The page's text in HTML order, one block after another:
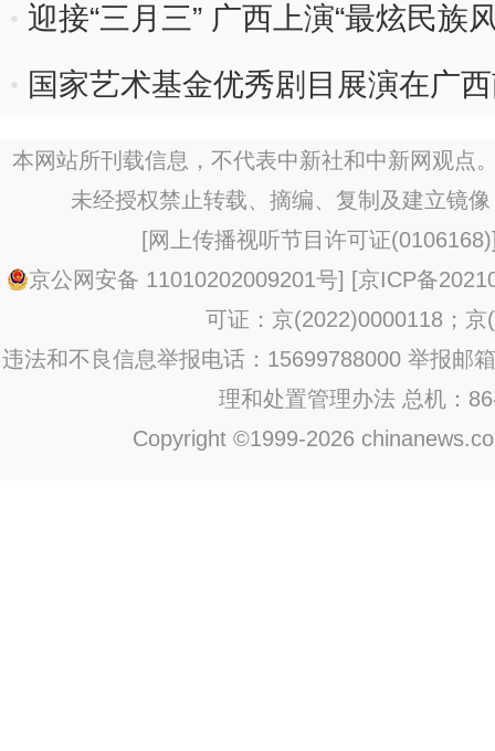
迎接“三月三” 广西上演“最炫民族
国家艺术基金优秀剧目展演在广
本网站所刊载信息，不代表中新社和中新网观点
未经授权禁止转载、摘编、复制及建立镜
[网上传播视听节目许可证(0106168)
京公网安备 11010202009201号] [京ICP备
可证：京(2022)0000118；京
违法和不良信息举报电话：15699788000 举报邮
理和处置管理办法 总机：
Copyright ©1999-2026